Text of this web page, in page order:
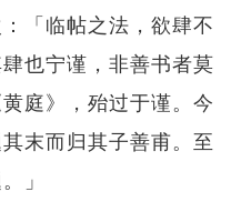
「临帖之法，欲肆不
也宁谨，非善书者莫
庭》，殆过于谨。今
末而归其子善甫。至
」